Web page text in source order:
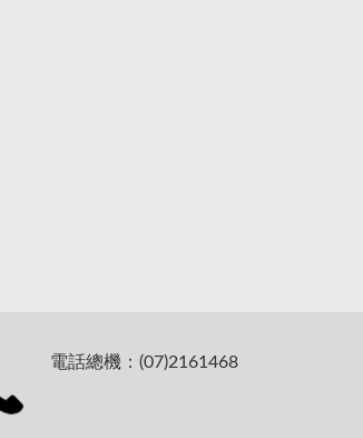
電話總機：(07)2161468